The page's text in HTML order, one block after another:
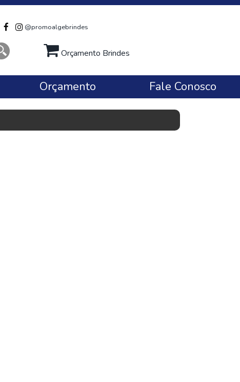
@promoalgebrindes
Orçamento Brindes
Orçamento Fale Conosco